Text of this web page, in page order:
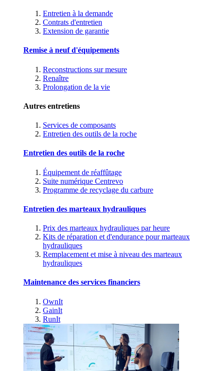
Entretien à la demande
Contrats d'entretien
Extension de garantie
Remise à neuf d'équipements
Reconstructions sur mesure
Renaître
Prolongation de la vie
Autres entretiens
Services de composants
Entretien des outils de la roche
Entretien des outils de la roche
Équipement de réaffûtage
Suite numérique Centrevo
Programme de recyclage du carbure
Entretien des marteaux hydrauliques
Prix des marteaux hydrauliques par heure
Kits de réparation et d'endurance pour marteaux
hydrauliques
Remplacement et mise à niveau des marteaux
hydrauliques
Maintenance des services financiers
OwnIt
GainIt
RunIt